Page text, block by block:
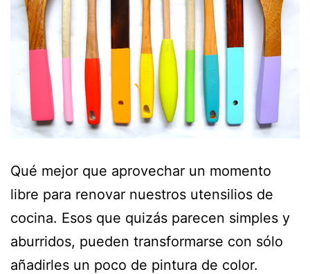
Qué mejor que aprovechar un momento
libre para renovar nuestros utensilios de
cocina. Esos que quizás parecen simples y
aburridos, pueden transformarse con sólo
añadirles un poco de pintura de color.